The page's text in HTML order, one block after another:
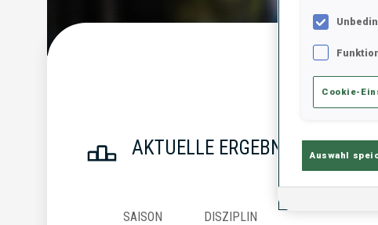
AKTUELLE ERGEBNISSE
SAISON DISZIPLIN
Cookie-
Auswahl